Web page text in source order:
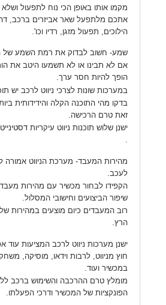
מקמו אותו באופן הכי נוח לתפעול ושלא
אתכם מלתפעל שאר אביזרים ברכב,
הילוכים, תפעול מזגן, רדיו וכו'.
שמע- חשוב לבדוק את רמת השמע של
אם לא תבינו או לא תשמעו היטב את
הופך להיות חסר ערך.
במערכות שונות לצרכי ניווט לרכב יש
בדקו מהי התוכנה הקלה והידידותית
זאת טרם הרכישה.
ישנן שלוש תוכנות ניווט עיקריות
.
מהירות המעבד- מערכת הניווט אמורה
לעכב.
הקפידו לבחור מכשיר עם מהירות מעבד
שיפור הביצועים וחישובי המסלול.
הרץ.
ישנן מערכות ניווט לרכב המציעות עוד
חוץ מניווט, לרבות וידאו, מוסיקה,
במכשיר ועוד.
מומלץ טרם ההרכבה והשימוש ברכב
הפונקציות של המכשיר ודרכי הפעלתו.